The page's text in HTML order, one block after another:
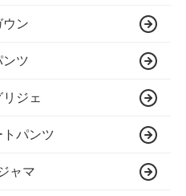
ウン
ンツ
リジェ
トパンツ
ャマ